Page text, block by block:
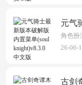
角色扮
26-06-
古剑